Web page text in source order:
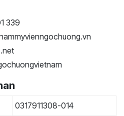
339
0317911308-014